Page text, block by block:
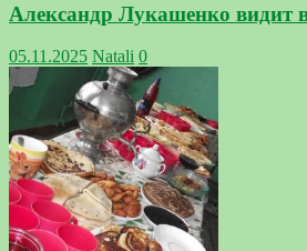
Александр Лукашенко видит
05.11.2025 Natali 0